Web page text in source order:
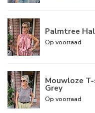
Palmtree
Op voorraad
Mouwloze
Grey
Op voorraad